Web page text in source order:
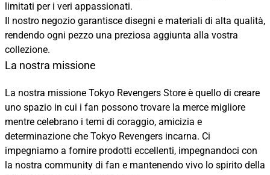
limitati per i veri appassionati.
Il nostro negozio garantisce disegni e materiali di alta qualità,
rendendo ogni pezzo una preziosa aggiunta alla vostra
collezione.
La nostra missione
La nostra missione Tokyo Revengers Store è quello di creare
uno spazio in cui i fan possono trovare la merce migliore
mentre celebrano i temi di coraggio, amicizia e
determinazione che Tokyo Revengers incarna. Ci
impegniamo a fornire prodotti eccellenti, impegnandoci con
la nostra community di fan e mantenendo vivo lo spirito della